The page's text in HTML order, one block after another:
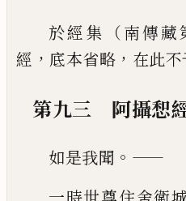
於經集（南傳藏
經 ， 底本省略 ， 在此
第九三 阿攝惒
如是我聞 。——